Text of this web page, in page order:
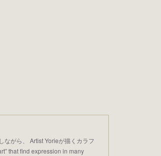
ながら、 Artist Yorieが描くカラフ
that find expression in many